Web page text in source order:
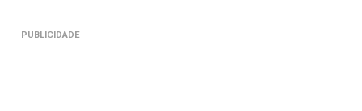
PUBLICIDADE